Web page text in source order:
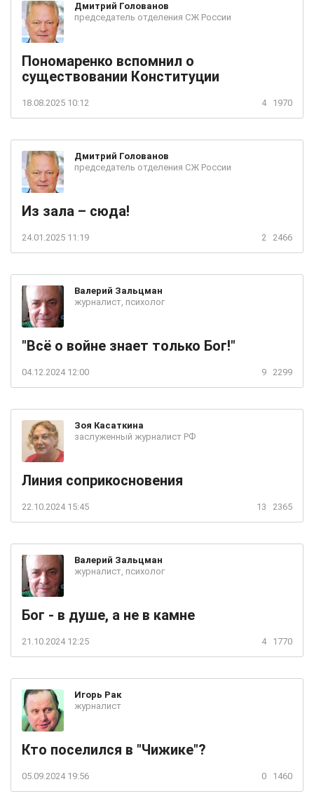
Дмитрий Голованов
председатель отделения СЖ России
Пономаренко вспомнил о
существовании Конституции
18.08.2025 10:12 4 1970
Дмитрий Голованов
председатель отделения СЖ России
Из зала – сюда!
24.01.2025 11:19 2 2466
Валерий Зальцман
журналист, психолог
"Всё о войне знает только Бог!"
04.12.2024 12:00 9 2299
Зоя Касаткина
заслуженный журналист РФ
Линия соприкосновения
22.10.2024 15:45 13 2365
Валерий Зальцман
журналист, психолог
Бог - в душе, а не в камне
21.10.2024 12:25 4 1770
Игорь Рак
журналист
Кто поселился в "Чижике"?
05.09.2024 19:56 0 1460